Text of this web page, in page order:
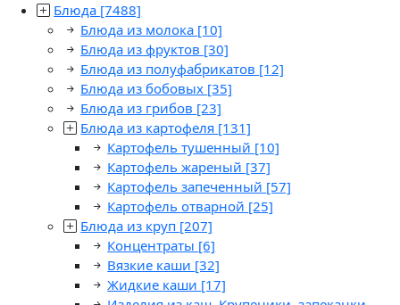
Блюда [7488]
Блюда из молока [10]
Блюда из фруктов [30]
Блюда из полуфабрикатов [12]
Блюда из бобовых [35]
Блюда из грибов [23]
Блюда из картофеля [131]
Картофель тушенный [10]
Картофель жареный [37]
Картофель запеченный [57]
Картофель отварной [25]
Блюда из круп [207]
Концентраты [6]
Вязкие каши [32]
Жидкие каши [17]